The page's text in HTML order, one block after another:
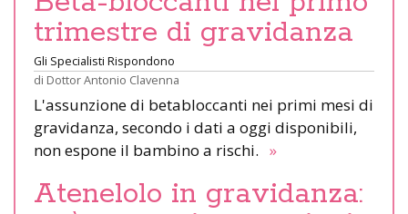
trimestre di gravidanza
Gli Specialisti Rispondono
di Dottor Antonio Clavenna
L'assunzione di betabloccanti nei primi mesi di
gravidanza, secondo i dati a oggi disponibili,
non espone il bambino a rischi. »
Atenelolo in gravidanza: